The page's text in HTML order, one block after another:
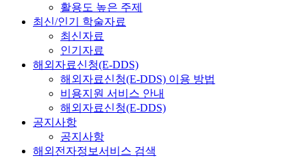
활용도 높은 주제
최신/인기 학술자료
최신자료
인기자료
해외자료신청(E-DDS)
해외자료신청(E-DDS) 이용 방법
비용지원 서비스 안내
해외자료신청(E-DDS)
공지사항
공지사항
해외전자정보서비스 검색